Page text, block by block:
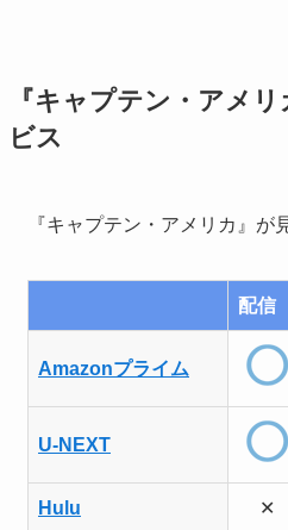
『キャプテン・アメ
ビス
『キャプテン・アメリカ』が
配信
Amazonプライム
U-NEXT
Hulu ✕